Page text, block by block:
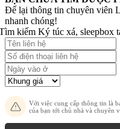
Để lại thông tin chuyên viên
nhanh chóng!
kiếm Ký túc xá, sleepbox
Với việc cung cấp thông tin là
của bạn tới chủ nhà và chuyên